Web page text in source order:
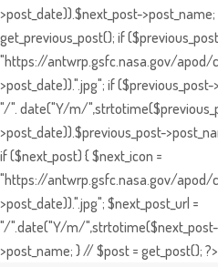
>post_date)).$next_post-
get_previous_post(); if
"https://antwrp.gsfc.nasa.gov/apod/
>post_date)).".jpg"; if
"/". date("Y/m/
>post_date)).$previous_post-
if ($next_post) { $next_icon =
"https://antwrp.gsfc.nasa.gov/apod/
>post_date)).".jpg"; $next_post_url =
"/".date("Y/m/
>post_name; } // $post = get_post(); ?>